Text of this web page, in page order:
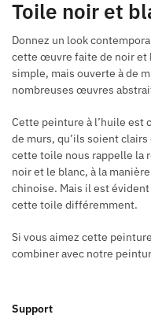
Toile noir et
Donnez un look
cette œuvre faite de noir et
simple, mais ouverte à de
nombreuses œuvres
Cette peinture à l’huile est
de murs, qu’ils soient
cette toile nous rappelle la
noir et le blanc, à la
chinoise. Mais il est
cette toile différemment.
Si vous aimez cette
combiner avec notre
Support